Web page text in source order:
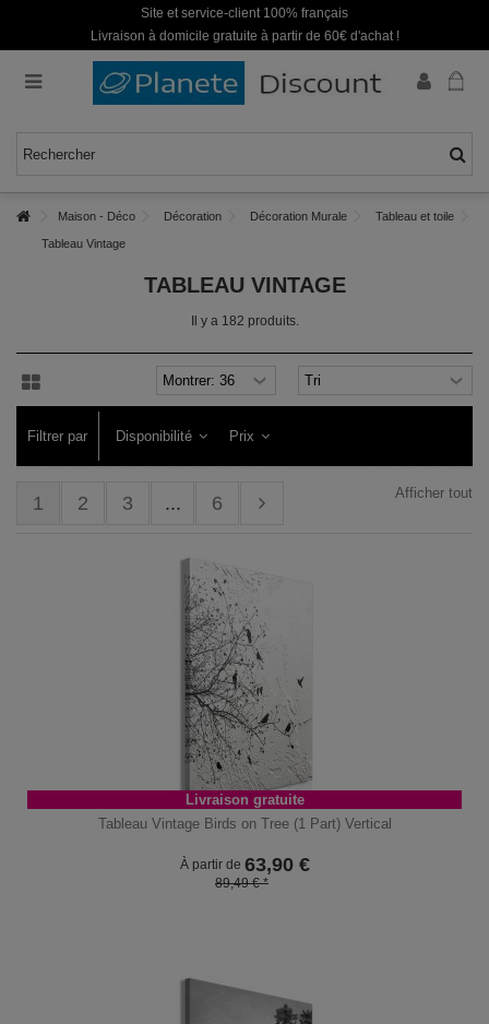
Site et service-client 100% français
Livraison à domicile gratuite à partir de 60€ d'achat !
Maison - Déco Décoration Décoration Murale Tableau et toile
Tableau Vintage
TABLEAU VINTAGE
Il y a 182 produits.
Filtrer par Disponibilité Prix
Afficher tout
1 2 3 ... 6
Livraison gratuite
Tableau Vintage Birds on Tree (1 Part) Vertical
À partir de 63,90€
89,49 € *